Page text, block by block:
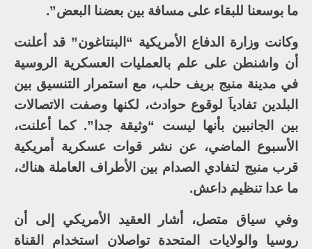
ما بوسعنا للبقاء على مسافة بين بعضنا البعض”.
وكانت وزارة الدفاع الأمريكية “البنتاغون” قد أعلنت
أن واشنطن على علم بالعمليات العسكرية الروسية
في مدينة منبج بريف حلب، مع استمرار التنسيق بين
البلدين تفادياَ لوقوع حوادث، لكنها وصفت الاتصالات
بين الجانبين بأنها ليست “وثيقة جدا”. كما أعلنت،
الأسبوع الماضي، عن نشر قوات عسكرية أمريكية
قرب منبج لتفادي الصدام بين الأطراف العاملة هناك،
ما عدا تنظيم داعش.
وفي سياق متصل، أشار العقيد الأمريكي إلى أن
روسيا والولايات المتحدة تواصلان استخدام القناة